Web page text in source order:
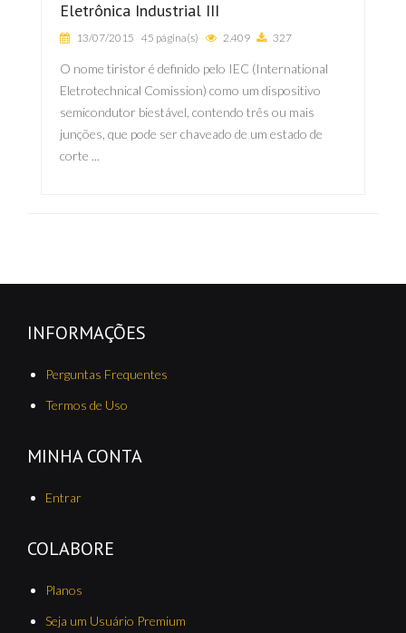
Eletrônica Industrial III
13/07/2015 45 página(s) 2.409 327
O nome tiristor é definido pelo IEC (International
Eletrotechnical Comission) como um dispositivo
semicondutor biestável, contendo três ou mais
junções, que pode ser chaveado de um estado de
corte ...
INFORMAÇÕES
Perguntas Frequentes
Termos de Uso
MINHA CONTA
Entrar
COLABORE
Planos
Seja um Usuário Premium